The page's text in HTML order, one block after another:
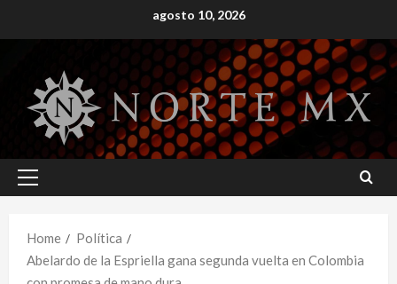
to
agosto 10, 2026
Primary
Home
Política
Abelardo de la Espriella gana segunda vuelta en Colombia